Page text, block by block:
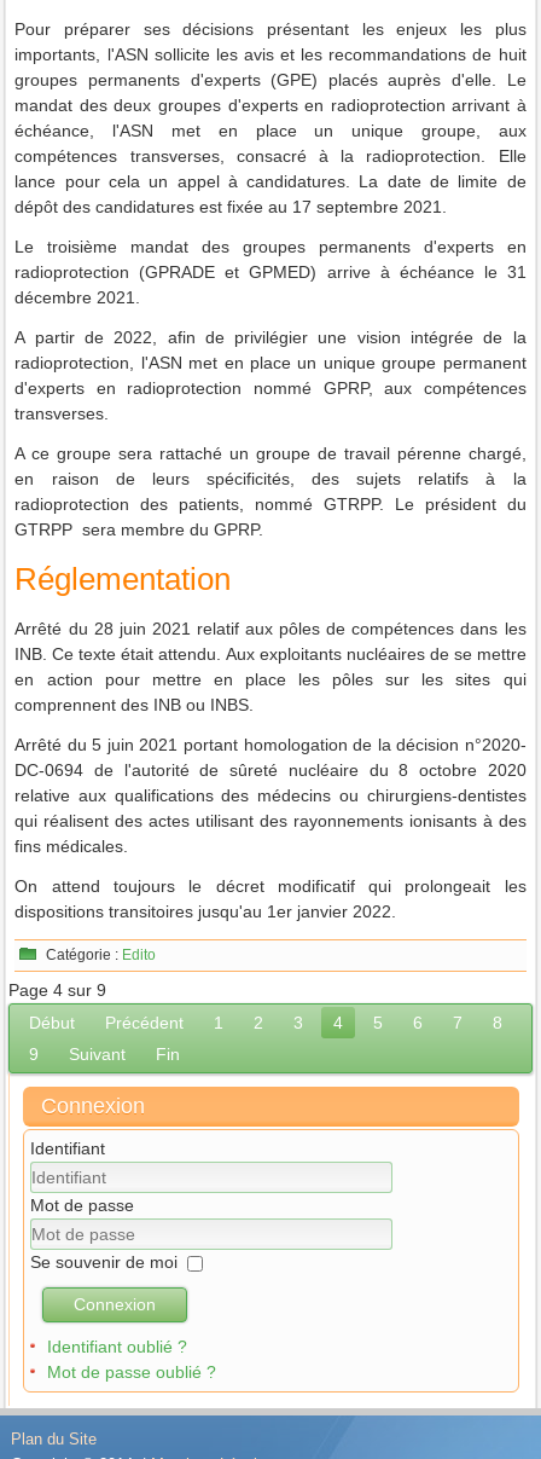
Pour préparer ses décisions présentant les enjeux les plus
importants, l'ASN sollicite les avis et les recommandations de huit
groupes permanents d'experts (GPE) placés auprès d'elle. Le
mandat des deux groupes d'experts en radioprotection arrivant à
échéance, l'ASN met en place un unique groupe, aux
compétences transverses, consacré à la radioprotection. Elle
lance pour cela un appel à candidatures. La date de limite de
dépôt des candidatures est fixée au 17 septembre 2021.
Le troisième mandat des groupes permanents d'experts en
radioprotection (GPRADE et GPMED) arrive à échéance le 31
décembre 2021.
A partir de 2022, afin de privilégier une vision intégrée de la
radioprotection, l'ASN met en place un unique groupe permanent
d'experts en radioprotection nommé GPRP, aux compétences
transverses.
A ce groupe sera rattaché un groupe de travail pérenne chargé,
en raison de leurs spécificités, des sujets relatifs à la
radioprotection des patients, nommé GTRPP. Le président du
GTRPP sera membre du GPRP.
Réglementation
Arrêté du 28 juin 2021 relatif aux pôles de compétences dans les
INB. Ce texte était attendu. Aux exploitants nucléaires de se mettre
en action pour mettre en place les pôles sur les sites qui
comprennent des INB ou INBS.
Arrêté du 5 juin 2021 portant homologation de la décision n°2020-
DC-0694 de l'autorité de sûreté nucléaire du 8 octobre 2020
relative aux qualifications des médecins ou chirurgiens-dentistes
qui réalisent des actes utilisant des rayonnements ionisants à des
fins médicales.
On attend toujours le décret modificatif qui prolongeait les
dispositions transitoires jusqu'au 1er janvier 2022.
Catégorie : Edito
Page 4 sur 9
Début
Précédent 1 2 3 4 5 6 7
8
9
Suivant Fin
Connexion
Identifiant
Mot de passe
Se souvenir de moi
Connexion
Identifiant oublié ?
Mot de passe oublié ?
Plan du Site